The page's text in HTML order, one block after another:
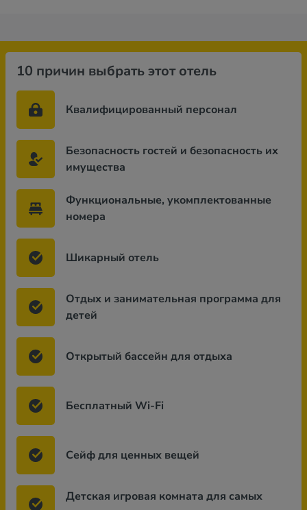
10 причин выбрать этот отель
Квалифицированный персонал
Безопасность гостей и безопасность их
имущества
Функциональные, укомплектованные
номера
Шикарный отель
Отдых и занимательная программа для
детей
Открытый бассейн для отдыха
Бесплатный Wi-Fi
Сейф для ценных вещей
Детская игровая комната для самых